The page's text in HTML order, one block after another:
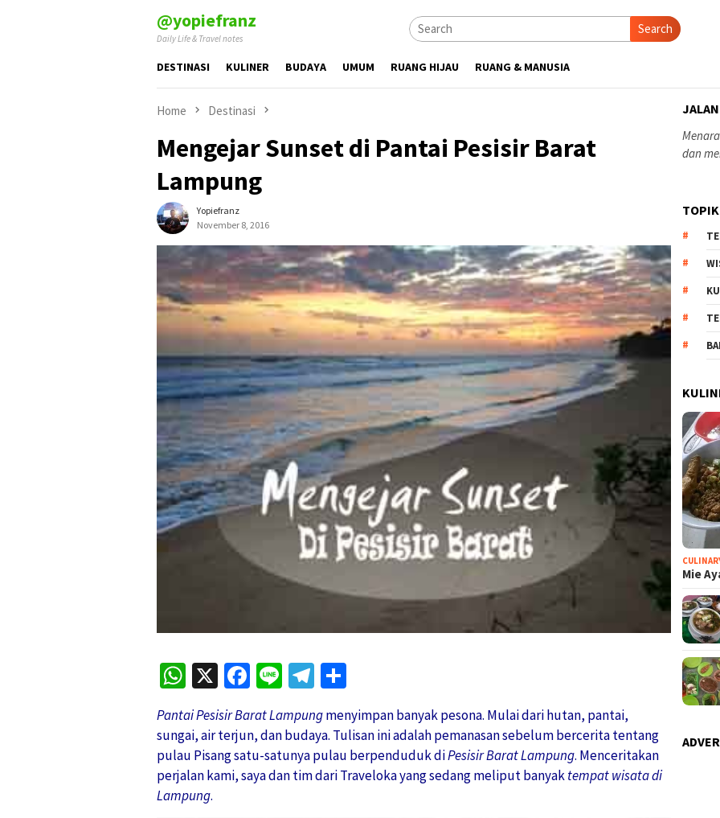
@yopiefranz
Daily Life & Travel notes
Search
DESTINASI KULINER BUDAYA UMUM RUANG HIJAU RUANG & MANUSIA
Home Destinasi
Mengejar Sunset di Pantai Pesisir Barat
Lampung
Yopiefranz
November 8, 2016
WhatsApp
X Facebook
LineTelegram
Pantai Pesisir Barat Lampungmenyimpan banyak pesona. Mulai dari hutan, pantai,
sungai, air terjun, dan budaya. Tulisan ini adalah pemanasan sebelum bercerita tentang
pulau Pisang satu-satunya pulau berpenduduk diPesisir Barat Lampung. Menceritakan
perjalan kami, saya dan tim dari Traveloka yang sedang meliput banyaktempat wisata di
Lampung.
dan
Mie